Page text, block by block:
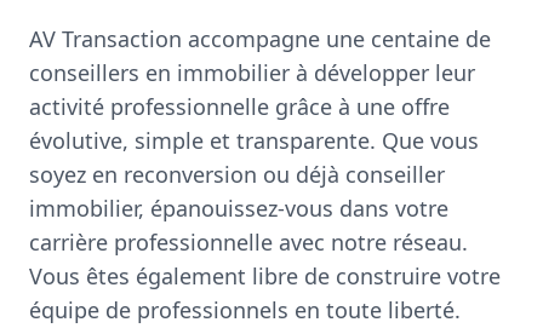
AV Transaction accompagne une centaine de
conseillers en immobilier à développer leur
activité professionnelle grâce à une offre
évolutive, simple et transparente. Que vous
soyez en reconversion ou déjà conseiller
immobilier, épanouissez-vous dans votre
carrière professionnelle avec notre réseau.
Vous êtes également libre de construire votre
équipe de professionnels en toute liberté.